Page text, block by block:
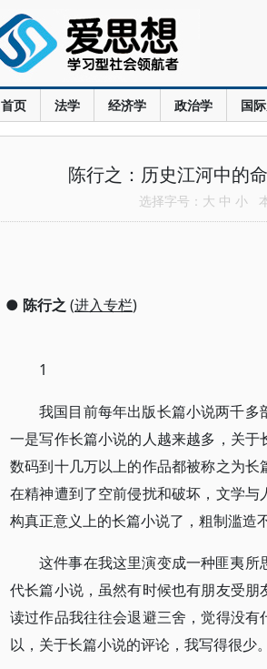
首页 法学 经济学 政治学 国
陈行之：历史江河中的
选择字号： 大 中 小
● 陈行之 (进入专栏)
1
我国目前每年出版长篇小说两千多
一是写作长篇小说的人越来越多，关
数码到十几万以上的作品都被称之为
在精神遭到了空前侵扰和破坏，文学
构真正意义上的长篇小说了，粗制滥造
这件事在我这里演变成一种匪夷
代长篇小说，虽然有时候也有朋友受
读过作品我往往会退避三舍，觉得没
以，关于长篇小说的评论，我写得很少。